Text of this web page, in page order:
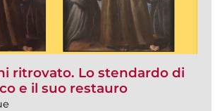
ritrovato. Lo stendardo di
e il suo restauro